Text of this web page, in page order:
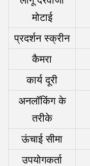
मोटाई
प्रदर्शन स्क्रीन
कैमरा
कार्य दूरी
अनलॉकिंग के
तरीके
ऊंचाई सीमा
उपयोगकर्ता